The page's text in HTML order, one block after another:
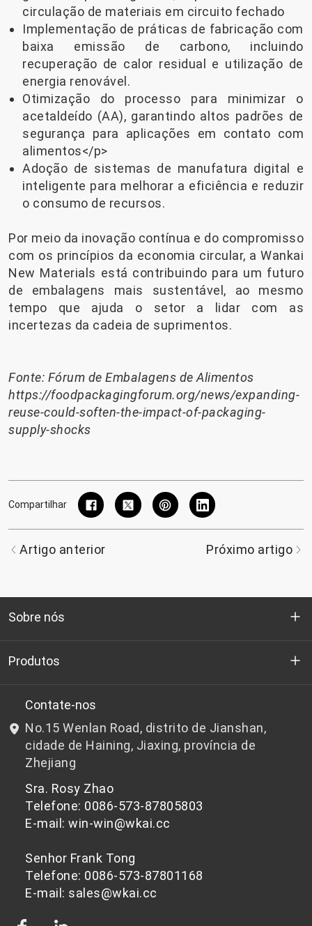
circulação de materiais em circuito fechado
Implementação de práticas de fabricação com
baixa emissão de carbono, incluindo
recuperação de calor residual e utilização de
energia renovável.
Otimização do processo para minimizar o
acetaldeído (AA), garantindo altos padrões de
segurança para aplicações em contato com
alimentos</p>
Adoção de sistemas de manufatura digital e
inteligente para melhorar a eficiência e reduzir
o consumo de recursos.
Por meio da inovação contínua e do compromisso
com os princípios da economia circular, a Wankai
New Materials está contribuindo para um futuro
de embalagens mais sustentável, ao mesmo
tempo que ajuda o setor a lidar com as
incertezas da cadeia de suprimentos.
Fonte: Fórum de Embalagens de Alimentos
https://foodpackagingforum.org/news/expanding-
reuse-could-soften-the-impact-of-packaging-
supply-shocks
Compartilhar
Artigo anterior Próximo artigo
Sobre nós
Quem somos
P&D
Notícias e Eventos
política de Privacidade
Produtos
Chips de PET de qualidade para garrafas
Chips de PET não adequados para garrafas
Contate-nos
No.15 Wenlan Road, distrito de Jianshan,
cidade de Haining, Jiaxing, província de
Zhejiang
Sra. Rosy Zhao
Telefone: 0086-573-87805803
E-mail: win-win@wkai.cc
Senhor Frank Tong
Telefone: 0086-573-87801168
E-mail: sales@wkai.cc